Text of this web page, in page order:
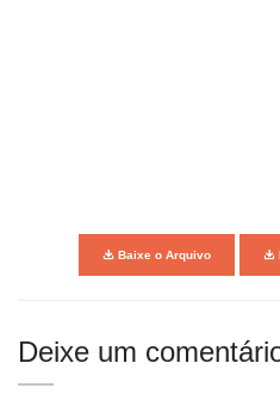
Baixe o Arquivo
Deixe um